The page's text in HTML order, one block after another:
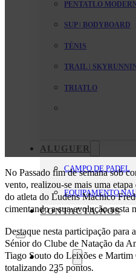
PENTATLO
SUP | BODYBOARD
TÉNIS
TRAIL |
TRIATLO
ALUGUER
CAMPO DE PADEL
EQUIPAMENTO
CONTACTA-NOS
O Clube
Mensagem da
No Passado fim de semana sob
vento, realizou-se mais uma
do atleta do Ludens Machico
cimentando a sua evolução nesta
Destaque nesta participação para
Sénior do Clube de Natação da
Tiago Souto do Leixões e
totalizando 235 pontos.